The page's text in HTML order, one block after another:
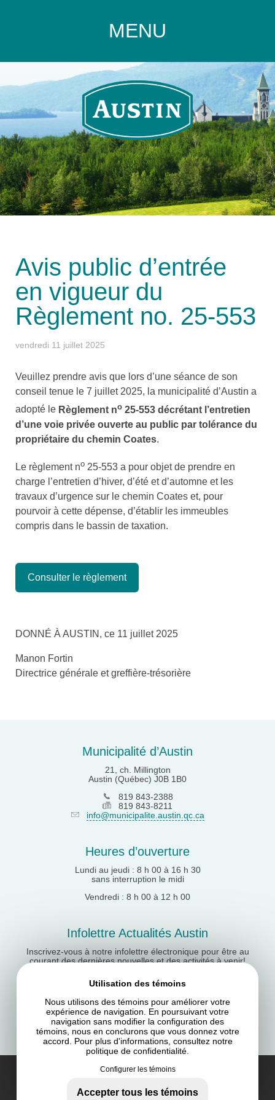
MENU
Avis public d’entrée
en vigueur du
Règlement no. 25-553
vendredi 11 juillet 2025
Veuillez prendre avis que lors d’une séance de son
conseil tenue le 7 juillet 2025, la municipalité d’Austin a
adopté le Règlement no 25-553 décrétant l’entretien
d’une voie privée ouverte au public par tolérance du
propriétaire du chemin Coates.
Le règlement no 25-553 a pour objet de prendre en
charge l’entretien d’hiver, d’été et d’automne et les
travaux d’urgence sur le chemin Coates et, pour
pourvoir à cette dépense, d’établir les immeubles
compris dans le bassin de taxation.
Consulter le règlement
DONNÉ À AUSTIN, ce 11 juillet 2025
Manon Fortin
Directrice générale et greffière-trésorière
Municipalité d’Austin
21, ch. Millington
Austin (Québec) J0B 1B0
819 843-2388
819 843-8211
info@municipalite.austin.qc.ca
Heures d’ouverture
Lundi au jeudi : 8 h 00 à 16 h 30
sans interruption le midi
Vendredi : 8 h 00 à 12 h 00
Infolettre Actualités Austin
Inscrivez-vous à notre infolettre électronique pour être au
courant des dernières nouvelles et des activités à venir!
Inscription
Plan du site
Utilisation des témoins
Nous utilisons des témoins pour améliorer votre
expérience de navigation. En poursuivant votre
navigation sans modifier la configuration des
témoins, nous en conclurons que vous donnez votre
accord. Pour plus d'informations, consultez notre
politique de confidentialité
Configurer les témoins
Accepter tous les témoins